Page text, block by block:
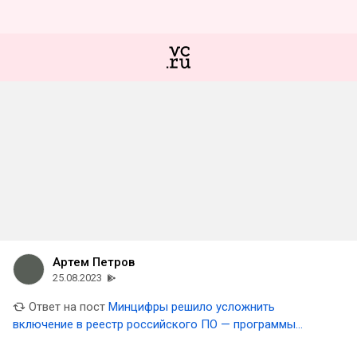
Артем Петров
25.08.2023
Ответ на пост Минцифры решило усложнить
включение в реестр российского ПО — программы